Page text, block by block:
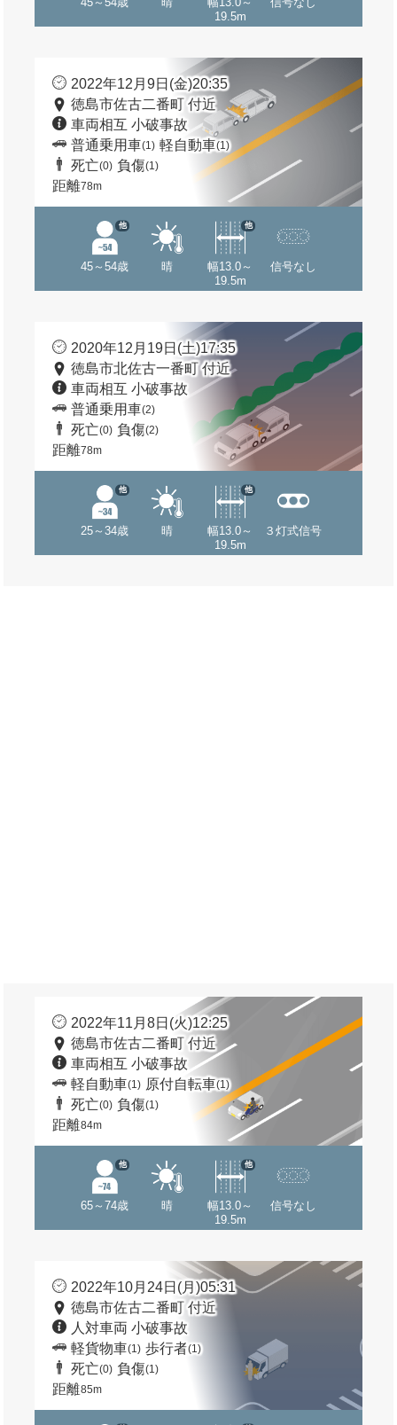
19.5m
2022年12月9日(金)20:35
徳島市佐古二番町 付近
車両相互 小破事故
普通乗用車(1) 軽自動車(1)
死亡(0) 負傷(1)
距離78m
45～54歳
他
晴
幅13.0～
19.5m
他
信号なし
2020年12月19日(土)17:35
徳島市北佐古一番町 付近
車両相互 小破事故
普通乗用車(2)
死亡(0) 負傷(2)
距離78m
25～34歳
他
晴
幅13.0～
19.5m
他
３灯式信号
2022年11月8日(火)12:25
徳島市佐古二番町 付近
車両相互 小破事故
軽自動車(1) 原付自転車(1)
死亡(0) 負傷(1)
距離84m
65～74歳
他
晴
幅13.0～
19.5m
他
信号なし
2022年10月24日(月)05:31
徳島市佐古二番町 付近
人対車両 小破事故
軽貨物車(1) 歩行者(1)
死亡(0) 負傷(1)
距離85m